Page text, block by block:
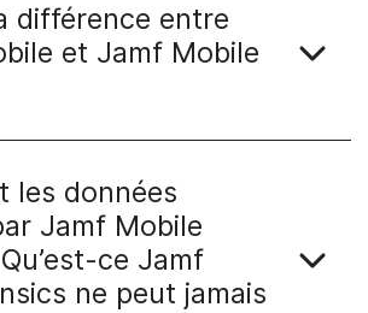
différence entre
et Jamf Mobile
les données
Jamf Mobile
ce Jamf
ne peut jamais